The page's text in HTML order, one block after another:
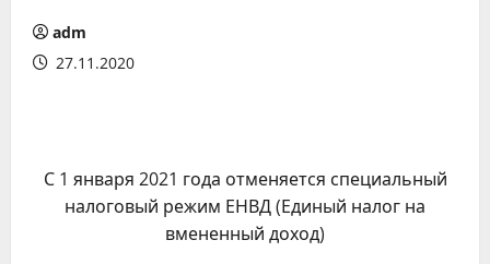
adm
27.11.2020
С 1 января 2021 года отменяется специальный
налоговый режим ЕНВД (Единый налог на
вмененный доход)